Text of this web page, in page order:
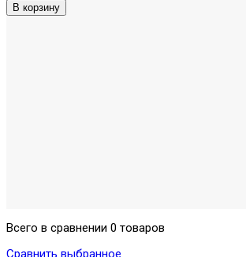
Всего в сравнении 0 товаров
Сравнить выбранное